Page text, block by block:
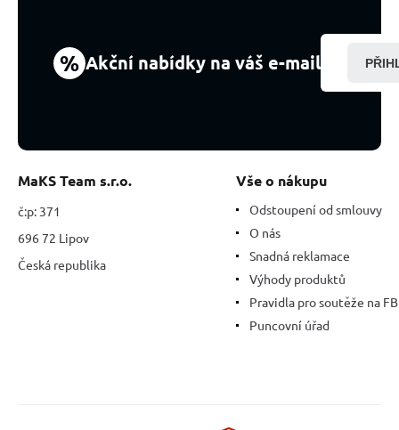
% Akční nabídky na váš e-mail
MaKS Team s.r.o.
č:p: 371
696 72 Lipov
Česká republika
Vše o nákupu
Odstoupení od smlouvy
O nás
Snadná reklamace
Výhody produktů
Pravidla pro soutěže na FB
Puncovní úřad